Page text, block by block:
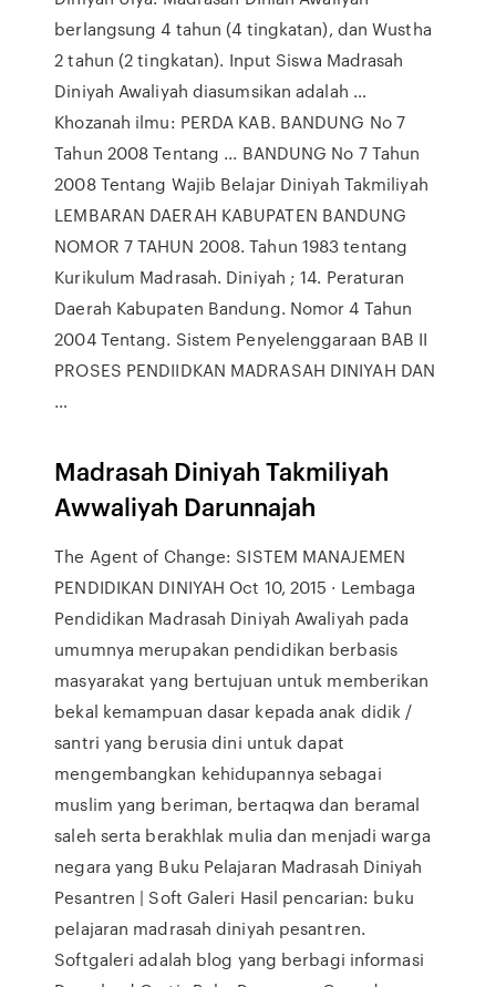
berlangsung 4 tahun (4 tingkatan), dan Wustha
2 tahun (2 tingkatan). Input Siswa Madrasah
Diniyah Awaliyah diasumsikan adalah …
Khozanah ilmu: PERDA KAB. BANDUNG No 7
Tahun 2008 Tentang ... BANDUNG No 7 Tahun
2008 Tentang Wajib Belajar Diniyah Takmiliyah
LEMBARAN DAERAH KABUPATEN BANDUNG
NOMOR 7 TAHUN 2008. Tahun 1983 tentang
Kurikulum Madrasah. Diniyah ; 14. Peraturan
Daerah Kabupaten Bandung. Nomor 4 Tahun
2004 Tentang. Sistem Penyelenggaraan BAB II
PROSES PENDIIDKAN MADRASAH DINIYAH DAN
…
Madrasah Diniyah Takmiliyah
Awwaliyah Darunnajah
The Agent of Change: SISTEM MANAJEMEN
PENDIDIKAN DINIYAH Oct 10, 2015 · Lembaga
Pendidikan Madrasah Diniyah Awaliyah pada
umumnya merupakan pendidikan berbasis
masyarakat yang bertujuan untuk memberikan
bekal kemampuan dasar kepada anak didik /
santri yang berusia dini untuk dapat
mengembangkan kehidupannya sebagai
muslim yang beriman, bertaqwa dan beramal
saleh serta berakhlak mulia dan menjadi warga
negara yang Buku Pelajaran Madrasah Diniyah
Pesantren | Soft Galeri Hasil pencarian: buku
pelajaran madrasah diniyah pesantren.
Softgaleri adalah blog yang berbagi informasi